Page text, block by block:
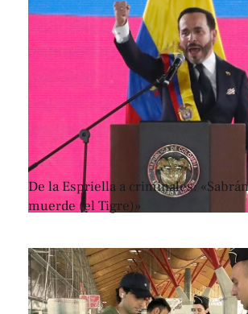
De la Espriella a criminales:
muerde (el Tigre)»